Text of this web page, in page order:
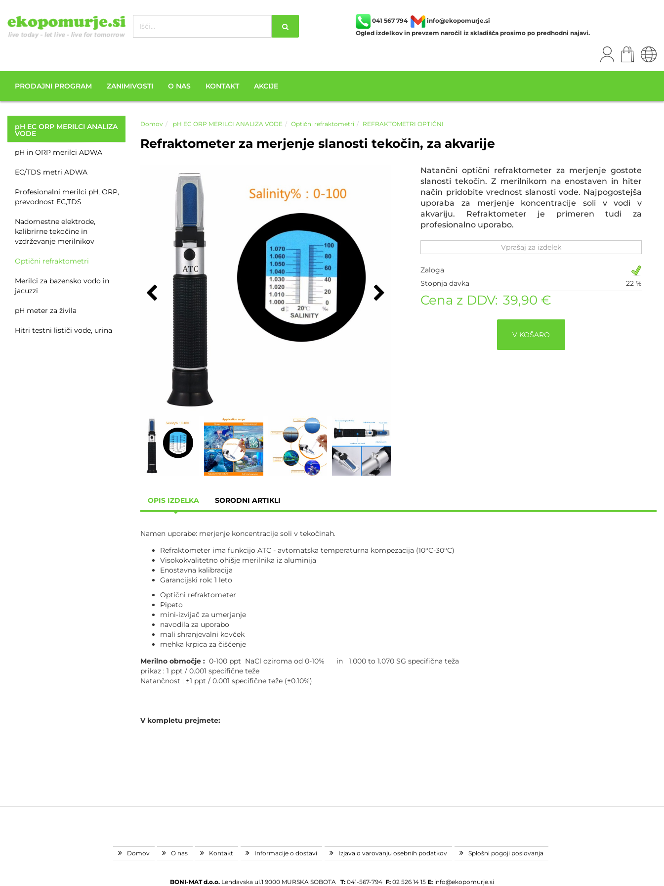
041 567 794
info@ekopomurje.si
Ogled izdelkov in prevzem naročil iz skladišča prosimo po predhodni najavi.
PRODAJNI PROGRAM ZANIMIVOSTI O NAS KONTAKT AKCIJE
pH EC ORP MERILCI ANALIZA
VODE
pH in ORP merilci ADWA
EC/TDS metri ADWA
Profesionalni merilci pH, ORP,
prevodnost EC,TDS
Nadomestne elektrode,
kalibrirne tekočine in
vzdrževanje merilnikov
Optični refraktometri
Merilci za bazensko vodo in
jacuzzi
pH meter za živila
Hitri testni lističi vode, urina
Domov pH EC ORP MERILCI ANALIZA VODE Optični refraktometri REFRAKTOMETRI OPTIČNI
Refraktometer za merjenje slanosti tekočin, za akvarije
Natančni optični refraktometer za merjenje gostote
slanosti tekočin. Z merilnikom na enostaven in hiter
način pridobite vrednost slanosti vode. Najpogostejša
uporaba za merjenje koncentracije soli v vodi v
akvariju. Refraktometer je primeren tudi za
profesionalno uporabo.
Vprašaj za izdelek
Zaloga
Stopnja davka
22 %
Cena z DDV: 39,90 €
V KOŠARO
OPIS IZDELKA SORODNI ARTIKLI
Namen uporabe: merjenje koncentracije soli v tekočinah.
Refraktometer ima funkcijo ATC - avtomatska temperaturna kompezacija (10°C-30°C)
Visokokvalitetno ohišje merilnika iz aluminija
Enostavna kalibracija
Garancijski rok: 1 leto
Optični refraktometer
Pipeto
mini-izvijač za umerjanje
navodila za uporabo
mali shranjevalni kovček
mehka krpica za čiščenje
Merilno območje : 0-100 ppt NaCl oziroma od 0-10% in 1.000 to 1.070 SG specifična teža
prikaz : 1 ppt / 0.001 specifične teže
Natančnost : ±1 ppt / 0.001 specifične teže (±0.10%)
V kompletu prejmete:
Domov O nas Kontakt Informacije o dostavi Izjava o varovanju osebnih podatkov Splošni pogoji poslovanja
BONI-MAT d.o.o. Lendavska ul.1 9000 MURSKA SOBOTA T: 041-567-794 F: 02 526 14 15 E: info@ekopomurje.si